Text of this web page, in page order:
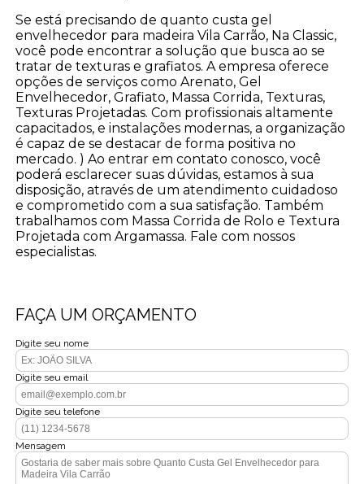
Se está precisando de quanto custa gel
envelhecedor para madeira Vila Carrão, Na Classic,
você pode encontrar a solução que busca ao se
tratar de texturas e grafiatos. A empresa oferece
opções de serviços como Arenato, Gel
Envelhecedor, Grafiato, Massa Corrida, Texturas,
Texturas Projetadas. Com profissionais altamente
capacitados, e instalações modernas, a organização
é capaz de se destacar de forma positiva no
mercado. ) Ao entrar em contato conosco, você
poderá esclarecer suas dúvidas, estamos à sua
disposição, através de um atendimento cuidadoso
e comprometido com a sua satisfação. Também
trabalhamos com Massa Corrida de Rolo e Textura
Projetada com Argamassa. Fale com nossos
especialistas.
FAÇA UM ORÇAMENTO
Digite seu nome
Digite seu email
Digite seu telefone
Mensagem